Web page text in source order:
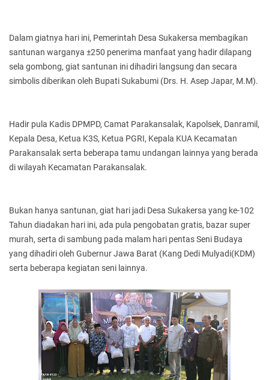
Dalam giatnya hari ini, Pemerintah Desa Sukakersa membagikan
santunan warganya ±250 penerima manfaat yang hadir dilapang
sela gombong, giat santunan ini dihadiri langsung dan secara
simbolis diberikan oleh Bupati Sukabumi (Drs. H. Asep Japar, M.M).
Hadir pula Kadis DPMPD, Camat Parakansalak, Kapolsek, Danramil,
Kepala Desa, Ketua K3S, Ketua PGRI, Kepala KUA Kecamatan
Parakansalak serta beberapa tamu undangan lainnya yang berada
di wilayah Kecamatan Parakansalak.
Bukan hanya santunan, giat hari jadi Desa Sukakersa yang ke-102
Tahun diadakan hari ini, ada pula pengobatan gratis, bazar super
murah, serta di sambung pada malam hari pentas Seni Budaya
yang dihadiri oleh Gubernur Jawa Barat (Kang Dedi Mulyadi(KDM)
serta beberapa kegiatan seni lainnya.